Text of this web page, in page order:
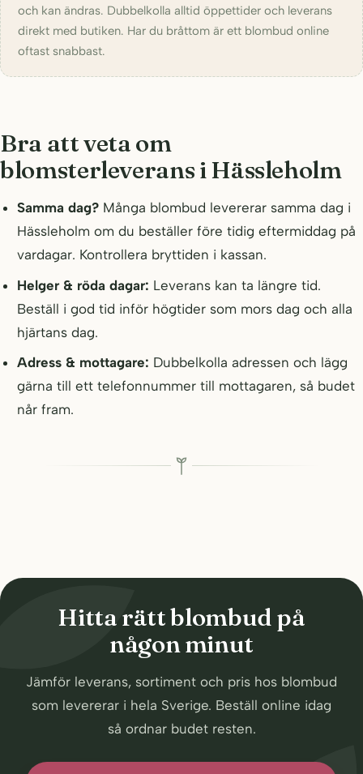
och kan ändras. Dubbelkolla alltid öppettider och leverans
direkt med butiken. Har du bråttom är ett blombud online
oftast snabbast.
Bra att veta om
blomsterleverans i Hässleholm
Samma dag? Många blombud levererar samma dag i
Hässleholm om du beställer före tidig eftermiddag på
vardagar. Kontrollera bryttiden i kassan.
Helger & röda dagar: Leverans kan ta längre tid.
Beställ i god tid inför högtider som mors dag och alla
hjärtans dag.
Adress & mottagare: Dubbelkolla adressen och lägg
gärna till ett telefonnummer till mottagaren, så budet
når fram.
Hitta rätt blombud på
någon minut
Jämför leverans, sortiment och pris hos blombud
som levererar i hela Sverige. Beställ online idag
så ordnar budet resten.